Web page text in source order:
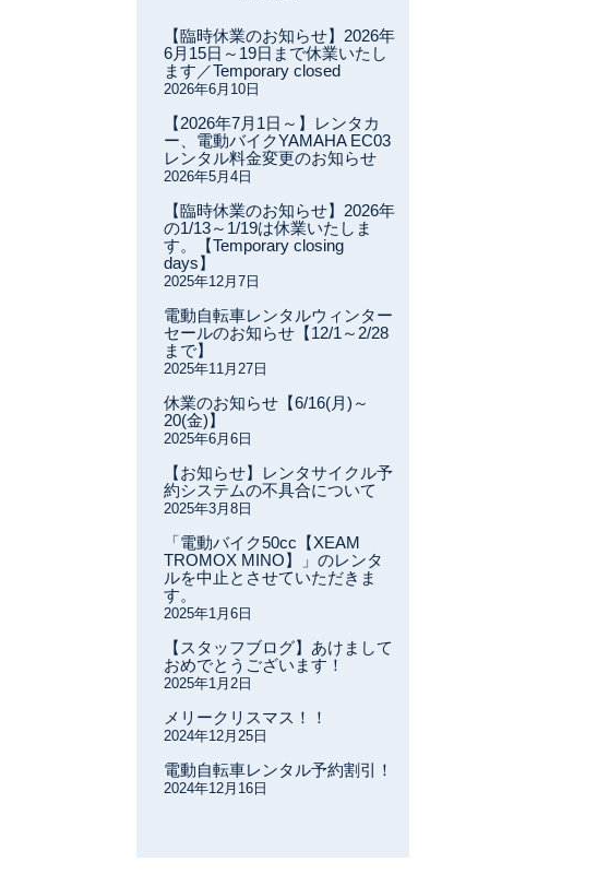
【臨時休業のお知らせ】2026年
6月15日～19日まで休業いたし
ます／Temporary closed
2026年6月10日
【2026年7月1日～】レンタカ
ー、電動バイクYAMAHA EC03
レンタル料金変更のお知らせ
2026年5月4日
【臨時休業のお知らせ】2026年
の1/13～1/19は休業いたしま
す。【Temporary closing
days】
2025年12月7日
電動自転車レンタルウィンター
セールのお知らせ【12/1～2/28
まで】
2025年11月27日
休業のお知らせ【6/16(月)～
20(金)】
2025年6月6日
【お知らせ】レンタサイクル予
約システムの不具合について
2025年3月8日
「電動バイク50cc【XEAM
TROMOX MINO】」のレンタ
ルを中止とさせていただきま
す。
2025年1月6日
【スタッフブログ】あけまして
おめでとうございます！
2025年1月2日
メリークリスマス！！
2024年12月25日
電動自転車レンタル予約割引！
2024年12月16日